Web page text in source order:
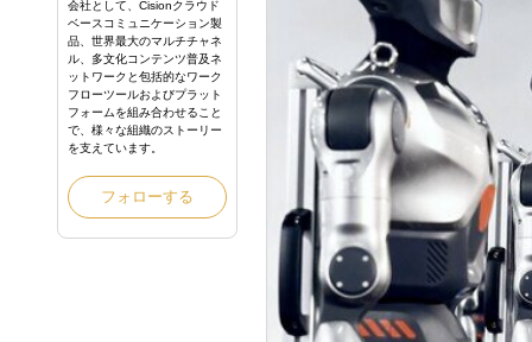
会社として、Cisionクラウド
ベースコミュニケーション製
品、世界最大のマルチチャネ
ル、多文化コンテンツ普及ネ
ットワークと包括的なワーク
フローツールおよびプラット
フォームを組み合わせること
で、様々な組織のストーリー
を支えています。
フォローする